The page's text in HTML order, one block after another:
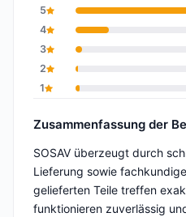
5
4
3
2
1
Zusammenfassung der
SOSAV überzeugt durch
Lieferung sowie
gelieferten Teile treffen
funktionieren zuverlässig